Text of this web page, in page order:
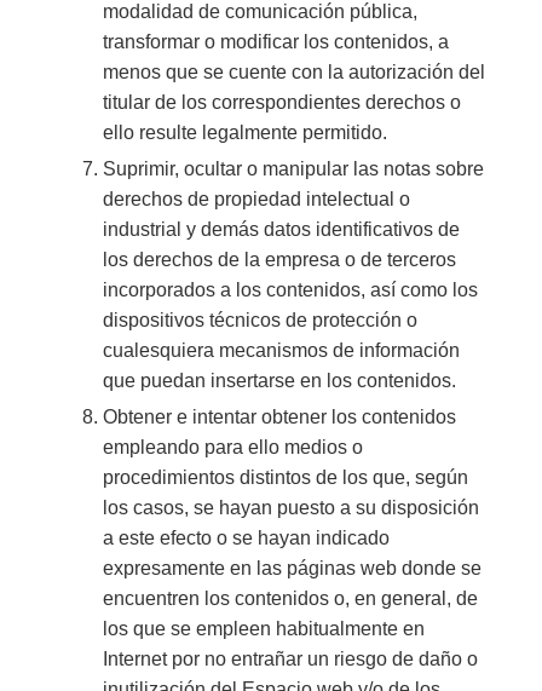
modalidad de comunicación pública,
transformar o modificar los contenidos, a
menos que se cuente con la autorización del
titular de los correspondientes derechos o
ello resulte legalmente permitido.
Suprimir, ocultar o manipular las notas sobre
derechos de propiedad intelectual o
industrial y demás datos identificativos de
los derechos de la empresa o de terceros
incorporados a los contenidos, así como los
dispositivos técnicos de protección o
cualesquiera mecanismos de información
que puedan insertarse en los contenidos.
Obtener e intentar obtener los contenidos
empleando para ello medios o
procedimientos distintos de los que, según
los casos, se hayan puesto a su disposición
a este efecto o se hayan indicado
expresamente en las páginas web donde se
encuentren los contenidos o, en general, de
los que se empleen habitualmente en
Internet por no entrañar un riesgo de daño o